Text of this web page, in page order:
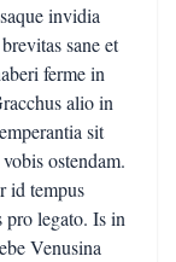
invidia
sane et
ferme in
alio in
sit
ostendam.
id tempus
pro legato. Is in
Venusina